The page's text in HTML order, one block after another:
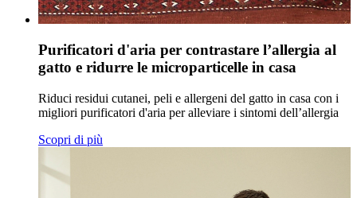
Purificatori d'aria per contrastare l’allergia al
gatto e ridurre le microparticelle in casa
Riduci residui cutanei, peli e allergeni del gatto in casa con i
migliori purificatori d'aria per alleviare i sintomi dell’allergia
Scopri di più